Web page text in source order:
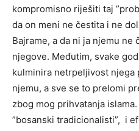
kompromisno riješiti taj
da on meni ne čestita i ne
Bajrame, a da ni ja njemu ne
njegove. Međutim, svake
kulminira netrpeljivost njega
njemu, a sve se to prelomi
zbog mog prihvatanja
”bosanski tradicionalisti”, i